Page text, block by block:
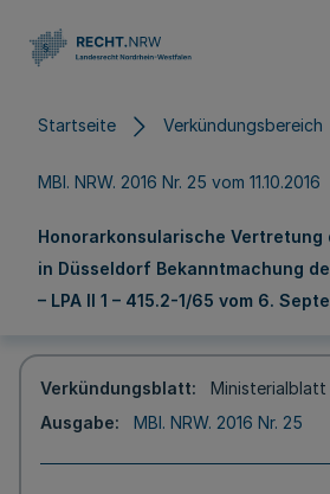
Startseite Verkündungsbereich
MBl. NRW. 2016 Nr. 25 vom 11.10.2016
Honorarkonsularische Vertretung
in Düsseldorf Bekanntmachung
– LPA II 1 – 415.2-1/65 vom 6.
Verkündungsblatt
Ministerialblatt
Ausgabe
MBl. NRW. 2016 Nr. 25